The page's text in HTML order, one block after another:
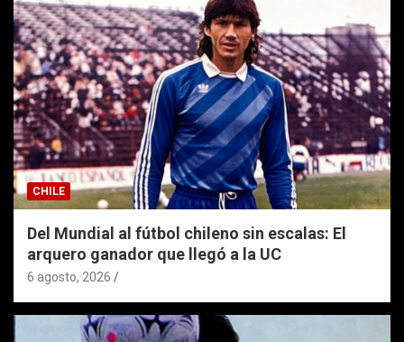
CHILE
Del Mundial al fútbol chileno sin escalas: El
arquero ganador que llegó a la UC
6 agosto, 2026